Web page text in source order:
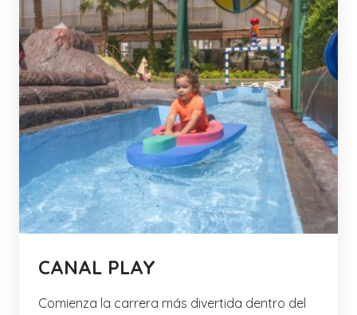
CANAL PLAY
Comienza la carrera más divertida dentro del